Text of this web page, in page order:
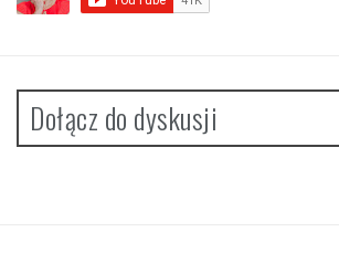
Dołącz do dyskusji